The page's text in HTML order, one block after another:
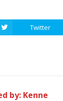
Twitter
by: Kenne